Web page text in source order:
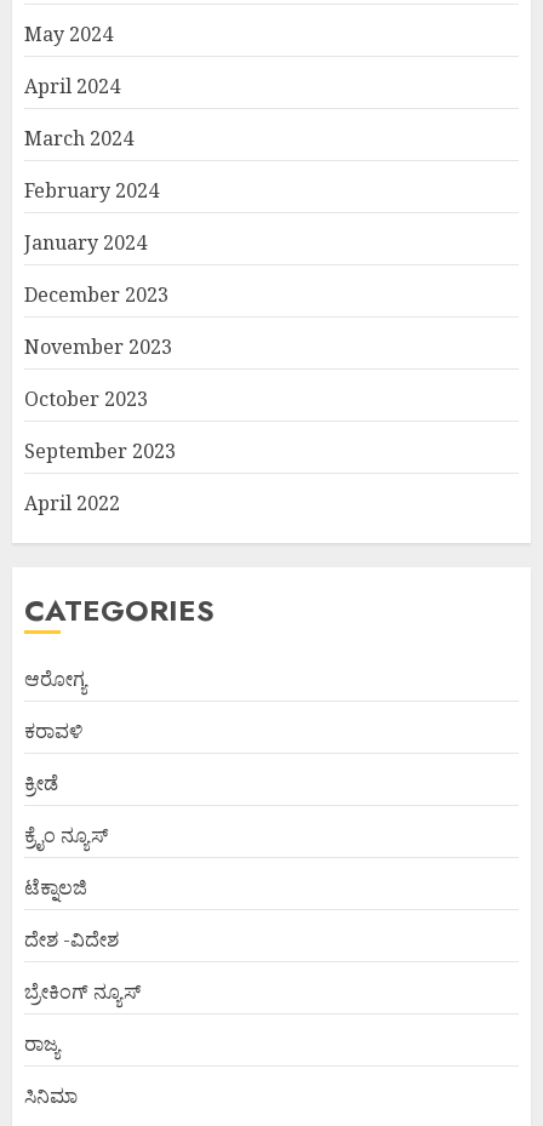
May 2024
April 2024
March 2024
February 2024
January 2024
December 2023
November 2023
October 2023
September 2023
April 2022
CATEGORIES
ಆರೋಗ್ಯ
ಕರಾವಳಿ
ಕ್ರೀಡೆ
ಕ್ರೈಂ ನ್ಯೂಸ್
ಟೆಕ್ನಾಲಜಿ
ದೇಶ -ವಿದೇಶ
ಬ್ರೇಕಿಂಗ್ ನ್ಯೂಸ್
ರಾಜ್ಯ
ಸಿನಿಮಾ